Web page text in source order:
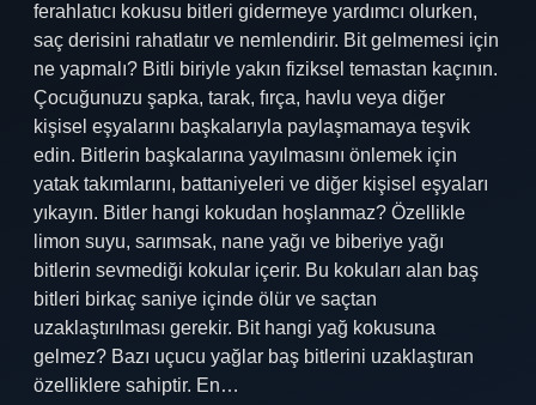
ferahlatıcı kokusu bitleri gidermeye yardımcı olurken,
saç derisini rahatlatır ve nemlendirir. Bit gelmemesi için
ne yapmalı? Bitli biriyle yakın fiziksel temastan kaçının.
Çocuğunuzu şapka, tarak, fırça, havlu veya diğer
kişisel eşyalarını başkalarıyla paylaşmamaya teşvik
edin. Bitlerin başkalarına yayılmasını önlemek için
yatak takımlarını, battaniyeleri ve diğer kişisel eşyaları
yıkayın. Bitler hangi kokudan hoşlanmaz? Özellikle
limon suyu, sarımsak, nane yağı ve biberiye yağı
bitlerin sevmediği kokular içerir. Bu kokuları alan baş
bitleri birkaç saniye içinde ölür ve saçtan
uzaklaştırılması gerekir. Bit hangi yağ kokusuna
gelmez? Bazı uçucu yağlar baş bitlerini uzaklaştıran
özelliklere sahiptir. En…